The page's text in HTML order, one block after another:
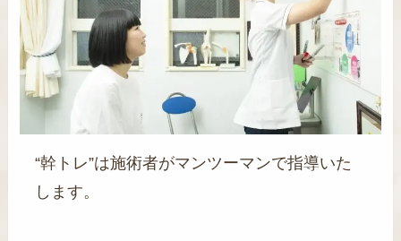
“幹トレ”は施術者がマンツーマンで指導いた
します。